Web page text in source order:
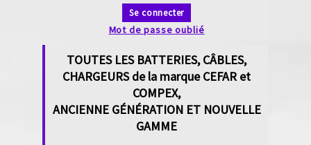
Se connecter
Mot de passe oublié
TOUTES LES BATTERIES, CÂBLES,
CHARGEURS de la marque CEFAR et
COMPEX,
ANCIENNE GÉNÉRATION ET NOUVELLE
GAMME